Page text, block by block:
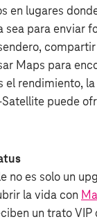
en lugares
sea para enviar
Maps para
el rendimiento,
puede
no es solo un
la vida con
un trato